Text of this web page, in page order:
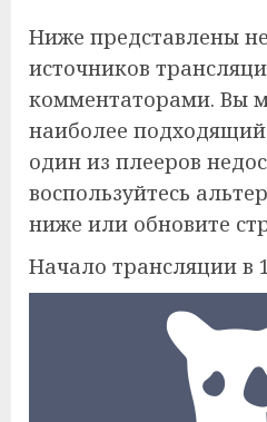
Ниже представлены
источников
комментаторами. Вы
наиболее
один из плееров
воспользуйтесь
ниже или обновите
Начало трансляции в